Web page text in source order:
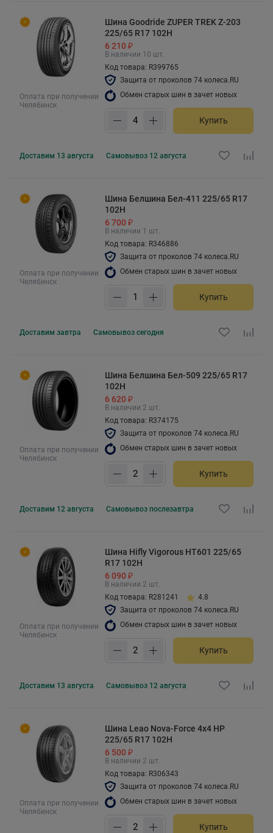
Оплата при получении
Челябинск
Шина Goodride ZUPER TREK Z-203
225/65 R17 102H
6 210 ₽
В наличии 10 шт.
Код товара: R399765
Защита от проколов 74 колеса.RU
Обмен старых шин в зачет новых
Купить
Доставим 13 августа Самовывоз 12 августа
Оплата при получении
Челябинск
Шина Белшина Бел-411 225/65 R17
102H
6 700 ₽
В наличии 1 шт.
Код товара: R346886
Защита от проколов 74 колеса.RU
Обмен старых шин в зачет новых
Купить
Доставим завтра Самовывоз сегодня
Оплата при получении
Челябинск
Шина Белшина Бел-509 225/65 R17
102H
6 620 ₽
В наличии 2 шт.
Код товара: R374175
Защита от проколов 74 колеса.RU
Обмен старых шин в зачет новых
Купить
Доставим 12 августа Самовывоз послезавтра
Оплата при получении
Челябинск
Шина Hifly Vigorous HT601 225/65
R17 102H
6 090 ₽
В наличии 2 шт.
Код товара: R281241
4.8
Защита от проколов 74 колеса.RU
Обмен старых шин в зачет новых
Купить
Доставим 13 августа Самовывоз 12 августа
Оплата при получении
Челябинск
Шина Leao Nova-Force 4x4 HP
225/65 R17 102H
6 500 ₽
В наличии 2 шт.
Код товара: R306343
Защита от проколов 74 колеса.RU
Обмен старых шин в зачет новых
Купить